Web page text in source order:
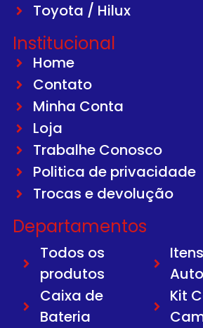
Toyota / Hilux
Institucional
Home
Contato
Minha Conta
Loja
Trabalhe Conosco
Politica de privacidade
Trocas e devolução
Departamentos
Todos os
produtos
Caixa de
Bateria
Kit